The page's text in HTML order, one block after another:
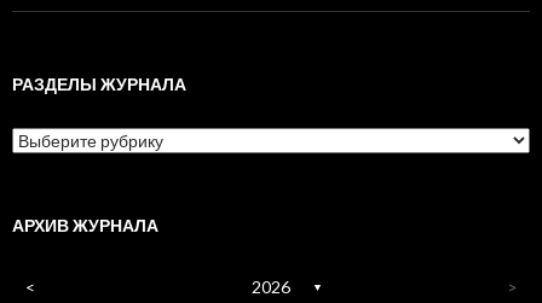
РАЗДЕЛЫ ЖУРНАЛА
Разделы
журнала
АРХИВ ЖУРНАЛА
< 2026 ▼
>